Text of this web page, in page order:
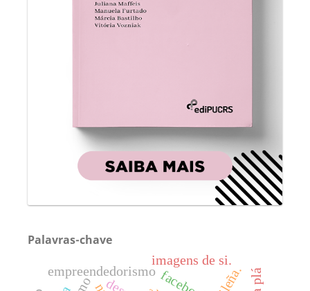
Palavras-chave
empreendedorismo
imagens de si.